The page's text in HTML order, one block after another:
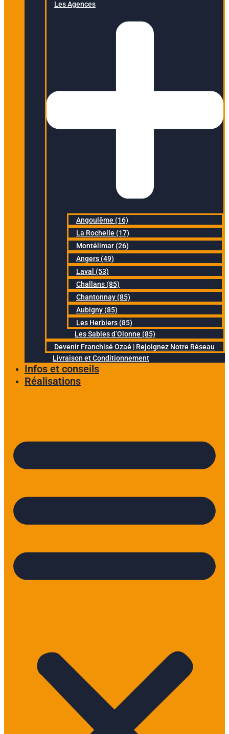
Les Agences
Angoulême (16)
La Rochelle (17)
Montélimar (26)
Angers (49)
Laval (53)
Challans (85)
Chantonnay (85)
Aubigny (85)
Les Herbiers (85)
Les Sables d’Olonne (85)
Devenir Franchisé Ozaé | Rejoignez Notre Réseau
Livraison et Conditionnement
Infos et conseils
Réalisations